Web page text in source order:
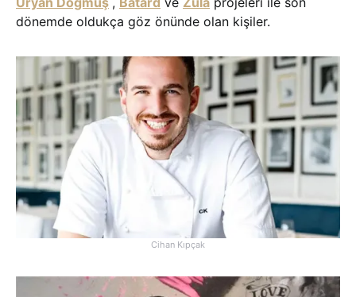
dönemde oldukça göz önünde olan kişiler.
Cihan Kıpçak